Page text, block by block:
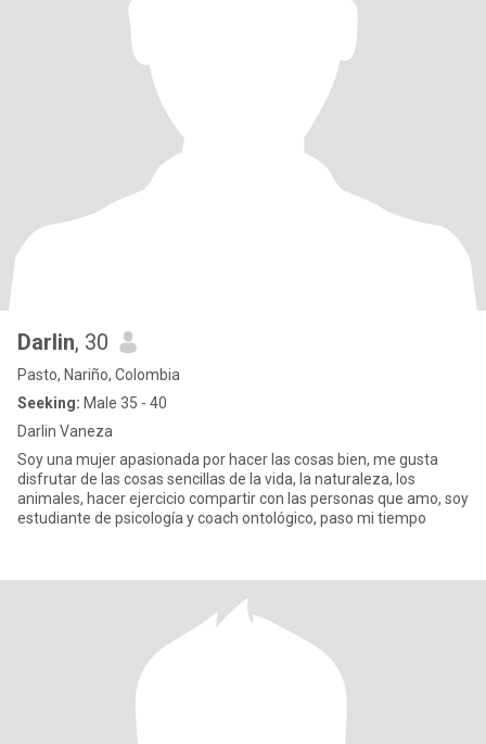
Darlin, 30
Pasto, Nariño, Colombia
Seeking: Male 35 - 40
Darlin Vaneza
Soy una mujer apasionada por hacer las cosas bien, me gusta
disfrutar de las cosas sencillas de la vida, la naturaleza, los
animales, hacer ejercicio compartir con las personas que amo, soy
estudiante de psicología y coach ontológico, paso mi tiempo